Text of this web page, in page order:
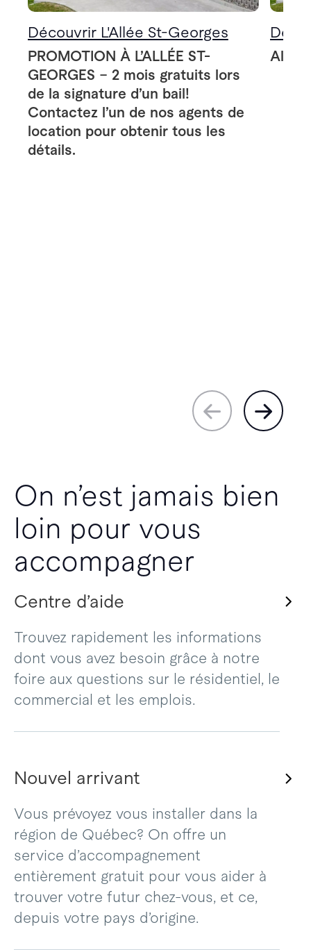
Découvrir L'Allée St-Georges
PROMOTION À L’ALLÉE ST-
GEORGES – 2 mois gratuits lors
de la signature d’un bail!
Contactez l’un de nos agents de
location pour obtenir tous les
détails.
Allée
On n’est jamais bien
loin pour vous
accompagner
Centre d’aide
Trouvez rapidement les informations
dont vous avez besoin grâce à notre
foire aux questions sur le résidentiel, le
commercial et les emplois.
Nouvel arrivant
Vous prévoyez vous installer dans la
région de Québec? On offre un
service d’accompagnement
entièrement gratuit pour vous aider à
trouver votre futur chez-vous, et ce,
depuis votre pays d’origine.